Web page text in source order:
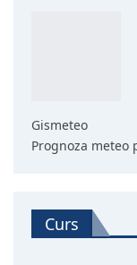
Gismeteo
Prognoza meteo
Curs